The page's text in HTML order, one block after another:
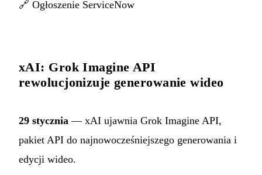
🔗 Ogłoszenie ServiceNow
xAI: Grok Imagine API
rewolucjonizuje generowanie wideo
29 stycznia — xAI ujawnia Grok Imagine API,
pakiet API do najnowocześniejszego generowania i
edycji wideo.